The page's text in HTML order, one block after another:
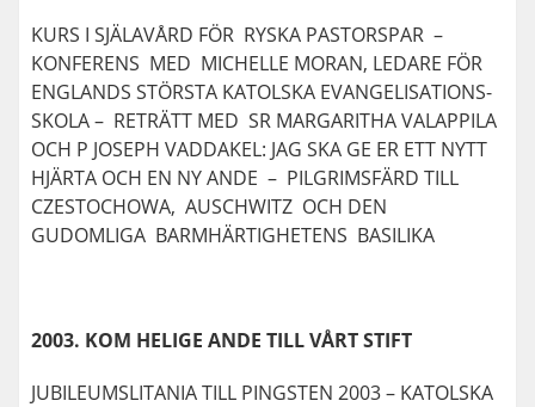
KURS I SJÄLAVÅRD FÖR RYSKA PASTORSPAR –
KONFERENS MED MICHELLE MORAN, LEDARE FÖR
ENGLANDS STÖRSTA KATOLSKA EVANGELISATIONS-
SKOLA – RETRÄTT MED SR MARGARITHA VALAPPILA
OCH P JOSEPH VADDAKEL: JAG SKA GE ER ETT NYTT
HJÄRTA OCH EN NY ANDE – PILGRIMSFÄRD TILL
CZESTOCHOWA, AUSCHWITZ OCH DEN
GUDOMLIGA BARMHÄRTIGHETENS BASILIKA
2003. KOM HELIGE ANDE TILL VÅRT STIFT
JUBILEUMSLITANIA TILL PINGSTEN 2003 – KATOLSKA